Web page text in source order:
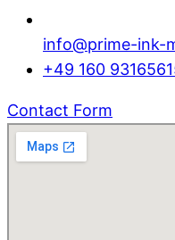
info@prime-ink-
+49 160
Contact Form